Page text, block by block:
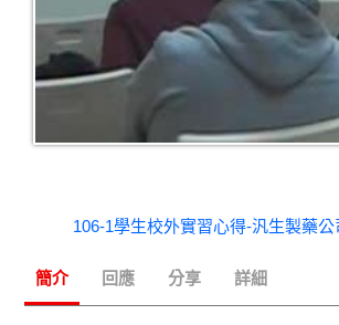
106-1學生校外實習心得-汎生製藥公
簡介 回應 分享 詳細